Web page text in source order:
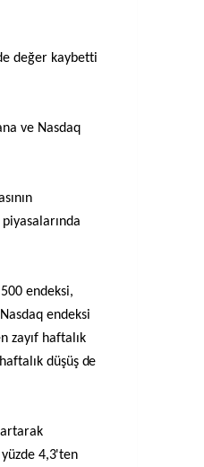
değer kaybetti
ve Nasdaq
endeksi,
endeksi
zayıf haftalık
düşüş de
artarak
4,3'ten